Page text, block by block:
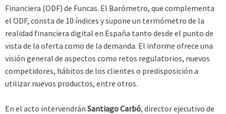
Financiera (ODF) de Funcas. El Barómetro, que complementa
el ODF, consta de 10 índices y supone un termómetro de la
realidad financiera digital en España tanto desde el punto de
vista de la oferta como de la demanda. El informe ofrece una
visión general de aspectos como retos regulatorios, nuevos
competidores, hábitos de los clientes o predisposición a
utilizar nuevos productos, entre otros.
En el acto intervendrán Santiago Carbó, director ejecutivo de